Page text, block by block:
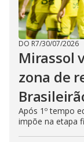
DO R7/30/07/2026
Mirassol
zona de
Após 1º tempo
impõe na etapa